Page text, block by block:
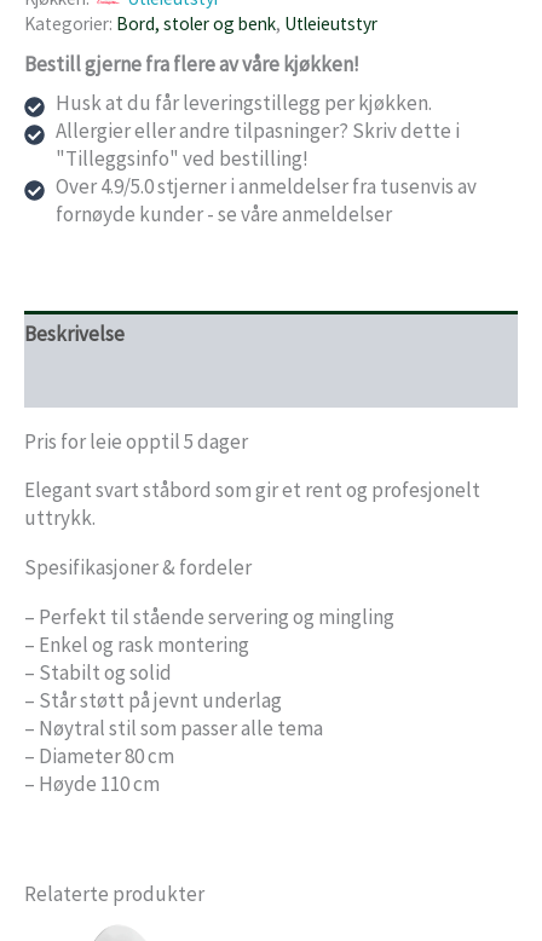
Kategorier: Bord, stoler og benk, Utleieutstyr
Bestill gjerne fra flere av våre kjøkken!
Husk at du får leveringstillegg per kjøkken.
Allergier eller andre tilpasninger? Skriv dette i
"Tilleggsinfo" ved bestilling!
Over 4.9/5.0 stjerner i anmeldelser fra tusenvis av
fornøyde kunder - se våre anmeldelser
Beskrivelse
Pris for leie opptil 5 dager
Elegant svart ståbord som gir et rent og profesjonelt
uttrykk.
Spesifikasjoner & fordeler
– Perfekt til stående servering og mingling
– Enkel og rask montering
– Stabilt og solid
– Står støtt på jevnt underlag
– Nøytral stil som passer alle tema
– Diameter 80 cm
– Høyde 110 cm
Relaterte produkter